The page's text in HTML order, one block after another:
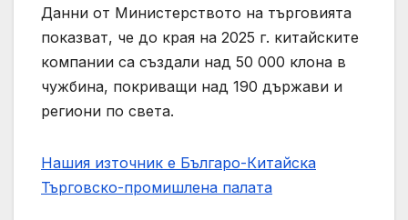
Данни от Министерството на търговията
показват, че до края на 2025 г. китайските
компании са създали над 50 000 клона в
чужбина, покриващи над 190 държави и
региони по света.
Нашия източник е Българо-Китайска
Търговско-промишлена палaта